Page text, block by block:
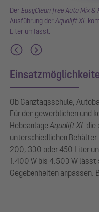
DerEasyClean free Auto Mix &
Ausführung derAqualift XL
Liter umfasst.
Ob Ganztagsschule,
Für den gewerblichen und
Hebeanlage Aqualift XL die
unterschiedlichen
200, 300 oder 450 Liter
1.400 W bis 4.500 W lässt
Gegebenheiten anpassen.